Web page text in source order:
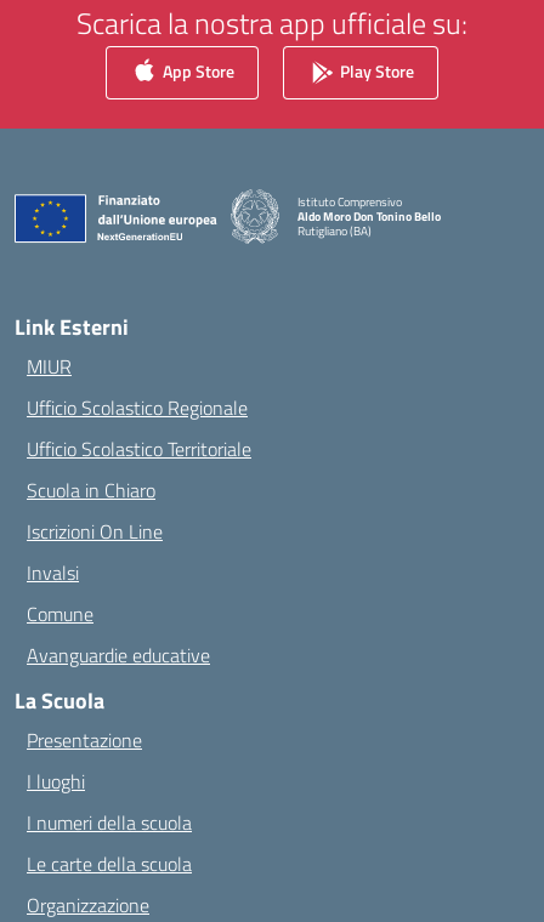
Scarica la nostra app ufficiale su:
App Store Play Store
Istituto Comprensivo
Aldo Moro Don Tonino Bello
Rutigliano (BA)
— Visita la pagina iniziale della scuola
Link Esterni
MIUR
Ufficio Scolastico Regionale
Ufficio Scolastico Territoriale
Scuola in Chiaro
Iscrizioni On Line
Invalsi
Comune
Avanguardie educative
La Scuola
Presentazione
I luoghi
I numeri della scuola
Le carte della scuola
Organizzazione